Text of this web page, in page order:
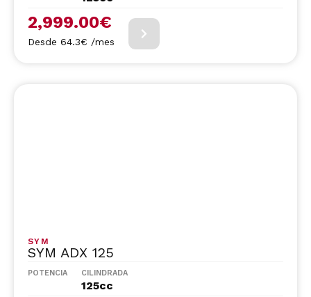
2,999.00€
Desde 64.3€ /mes
SYM
SYM ADX 125
POTENCIA CILINDRADA
125cc